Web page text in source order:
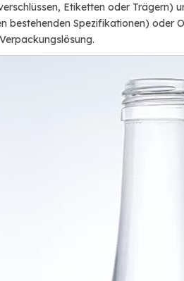
Etiketten oder
bestehenden Spezifikationen)